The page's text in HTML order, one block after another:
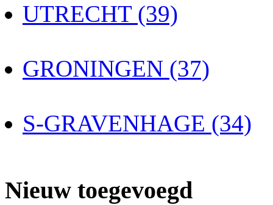
UTRECHT (39)
GRONINGEN (37)
S-GRAVENHAGE (34)
Nieuw toegevoegd